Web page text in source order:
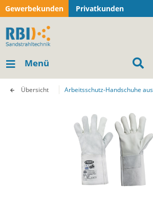
Gewerbekunden Privatkunden
Menü
Übersicht Arbeitsschutz-Handschuhe